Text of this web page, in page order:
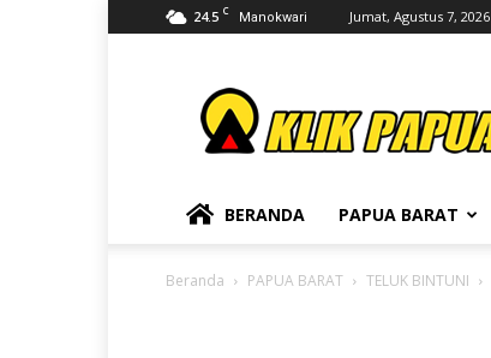
24.5 C Manokwari Jumat, Agustus 7, 2026
BERANDA PAPUA BARAT
Beranda PAPUA BARAT TELUK BINTUNI